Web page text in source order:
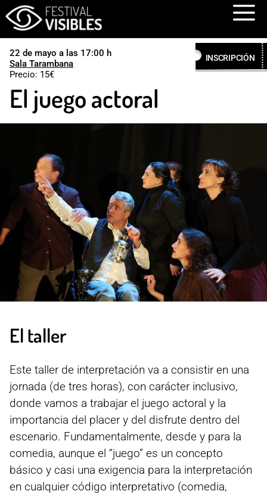
Festival visibles
Menú
22 de mayo a las 17:00 h
Sala Tarambana
Precio: 15€
El juego actoral
INSCRIPCIÓN
El taller
Este taller de interpretación va a consistir en una
jornada (de tres horas), con carácter inclusivo,
donde vamos a trabajar el juego actoral y la
importancia del placer y del disfrute dentro del
escenario. Fundamentalmente, desde y para la
comedia, aunque el “juego” es un concepto
básico y casi una exigencia para la interpretación
en cualquier código interpretativo (comedia,